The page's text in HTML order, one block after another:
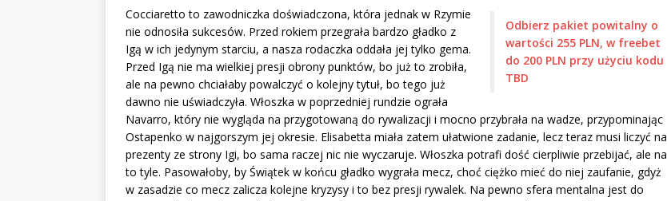
Odbierz pakiet powitalny o
wartości 255 PLN, w freebet
do 200 PLN przy użyciu kodu
TBD
Cocciaretto to zawodniczka doświadczona, która jednak w Rzymie
nie odnosiła sukcesów. Przed rokiem przegrała bardzo gładko z
Igą w ich jedynym starciu, a nasza rodaczka oddała jej tylko gema.
Przed Igą nie ma wielkiej presji obrony punktów, bo już to zrobiła,
ale na pewno chciałaby powalczyć o kolejny tytuł, bo tego już
dawno nie uświadczyła. Włoszka w poprzedniej rundzie ograła
Navarro, który nie wygląda na przygotowaną do rywalizacji i mocno przybrała na wadze, przypominając
Ostapenko w najgorszym jej okresie. Elisabetta miała zatem ułatwione zadanie, lecz teraz musi liczyć na
prezenty ze strony Igi, bo sama raczej nic nie wyczaruje. Włoszka potrafi dość cierpliwie przebijać, ale na
to tyle. Pasowałoby, by Świątek w końcu gładko wygrała mecz, choć ciężko mieć do niej zaufanie, gdyż
w zasadzie co mecz zalicza kolejne kryzysy i to bez presji rywalek. Na pewno sfera mentalna jest do